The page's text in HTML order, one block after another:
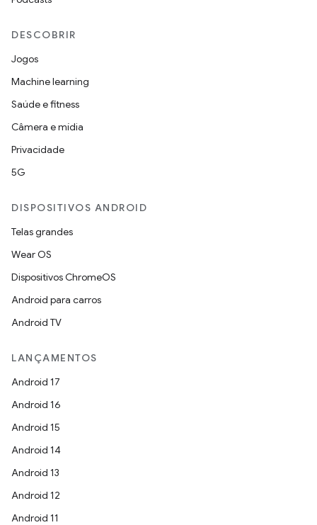
DESCOBRIR
Jogos
Machine learning
Saúde e fitness
Câmera e mídia
Privacidade
5G
DISPOSITIVOS ANDROID
Telas grandes
Wear OS
Dispositivos ChromeOS
Android para carros
Android TV
LANÇAMENTOS
Android 17
Android 16
Android 15
Android 14
Android 13
Android 12
Android 11